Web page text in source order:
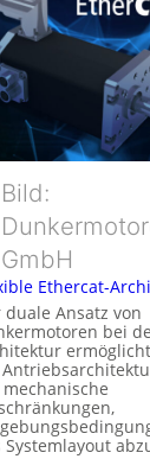
b
e
c
h
g
i
o
e
u
u
n
d
Z
u
s
t
e
r
t
e
y
s
o
r
g
t
f
ü
Bild:
GmbH
Ethercat-
duale Ansatz von
bei
ermöglicht
Systemlayout